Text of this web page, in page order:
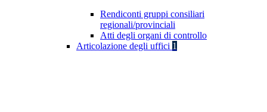
Rendiconti gruppi consiliari
regionali/provinciali
Atti degli organi di controllo
Articolazione degli uffici 1